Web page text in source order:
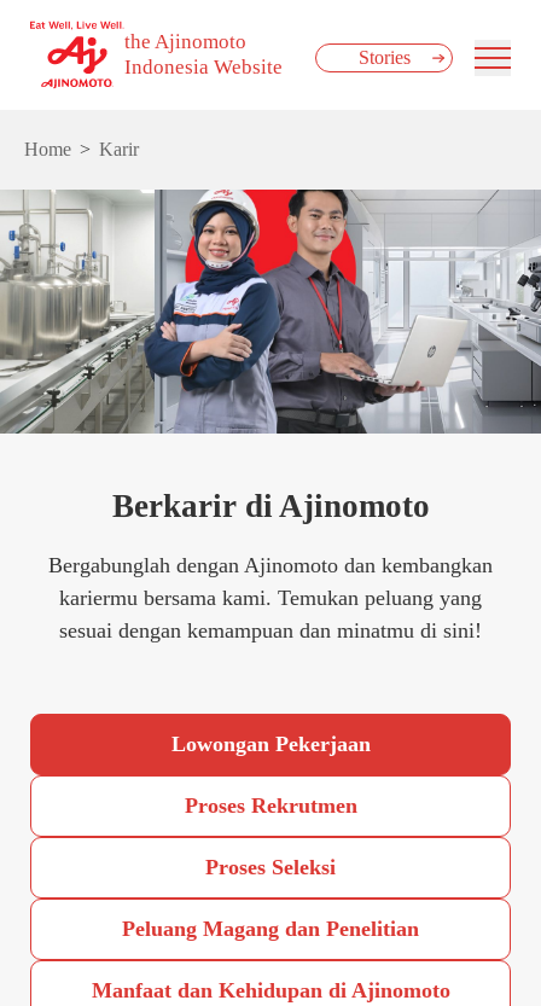
the Ajinomoto
Indonesia Website
Stories
Home Karir
Berkarir di Ajinomoto
Bergabunglah dengan Ajinomoto dan kembangkan
kariermu bersama kami. Temukan peluang yang
sesuai dengan kemampuan dan minatmu di sini!
Lowongan Pekerjaan
Proses Rekrutmen
Proses Seleksi
Peluang Magang dan Penelitian
Manfaat dan Kehidupan di Ajinomoto